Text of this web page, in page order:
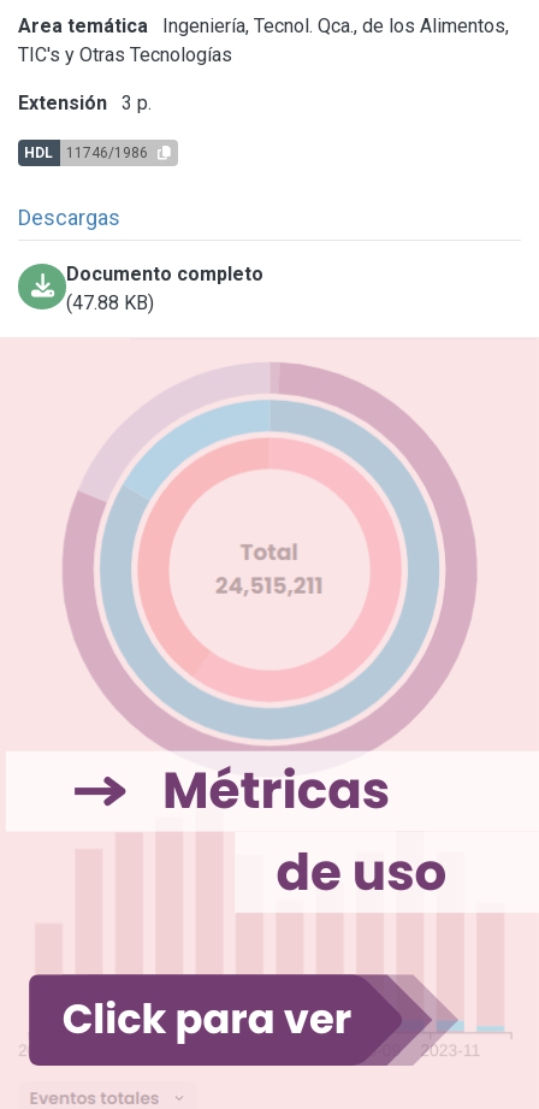
Area temática
Ingeniería, Tecnol. Qca., de los Alimentos,
TIC's y Otras Tecnologías
Extensión 3 p.
HDL 11746/1986
Descargas
Documento completo
(47.88 KB)